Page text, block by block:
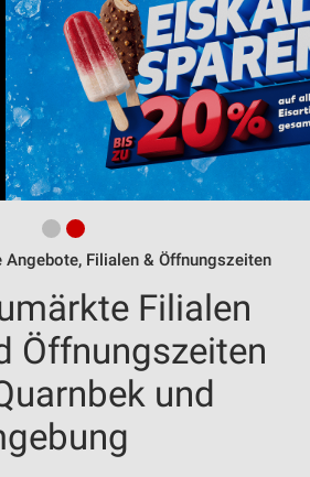
Angebote, Filialen & Öffnungszeiten
Filialen
Öffnungszeiten
und